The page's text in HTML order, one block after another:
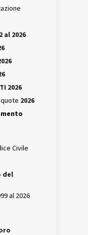
al 2026
2026
2026
Civile
del
al 2026